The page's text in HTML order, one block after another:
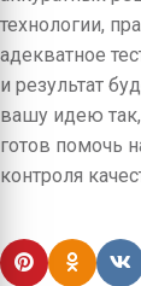
технологии,
адекватное
и результат
вашу идею
готов помочь
контроля